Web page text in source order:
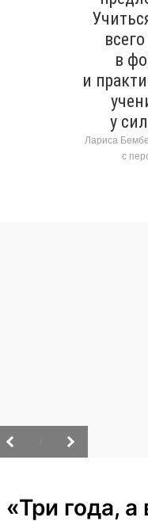
в
и
у
Лариса
с
«Три года,